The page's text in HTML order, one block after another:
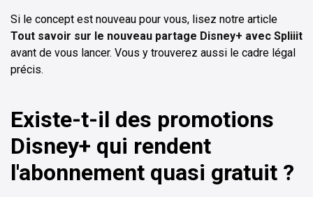
Si le concept est nouveau pour vous, lisez notre article
Tout savoir sur le nouveau partage Disney+ avec Spliiit
avant de vous lancer. Vous y trouverez aussi le cadre légal
précis.
Existe-t-il des promotions
Disney+ qui rendent
l'abonnement quasi gratuit ?